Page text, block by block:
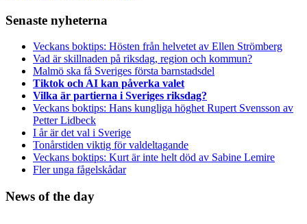
Senaste nyheterna
Veckans boktips: Hösten från helvetet av Ellen Strömberg
Vad är skillnaden på riksdag, region och kommun?
Malmö ska få Sveriges första barnstadsdel
Tiktok och AI kan påverka valet
Vilka är partierna i Sveriges riksdag?
Veckans boktips: Hans kungliga höghet Rupert Svensson av
Petter Lidbeck
I år är det val i Sverige
Tonårstiden viktig för valdeltagande
Veckans boktips: Kurt är inte helt död av Sabine Lemire
Fler unga fågelskådar
News of the day